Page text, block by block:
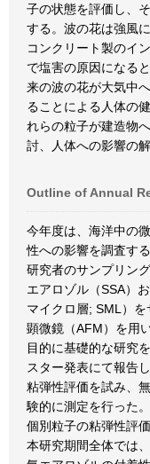
子の状態を評価し、
する。波の花は強風
コンクリート製のイ
で塩害の原因になる
来の波の花が大気中
ることによる人体の
れらの粒子が建造物
討、人体への影響の
Outline of Annual
今年度は、海洋中の
性への影響を調査す
研究者のサンプリン
エアロゾル（SSA）
マイクロ層; SML）
顕微鏡（AFM）を用
目的に基礎的な研究
スター発表にて報告
粘弾性評価を試み、
験的に測定を行った
個別粒子の粘弾性評
本研究期間全体では